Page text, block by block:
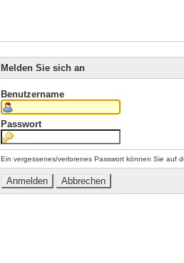
Melden Sie sich an
Benutzername
Passwort
Ein vergessenes/verlorenes Passwort können Sie auf